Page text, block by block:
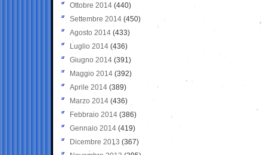
Ottobre 2014 (440)
Settembre 2014 (450)
Agosto 2014 (433)
Luglio 2014 (436)
Giugno 2014 (391)
Maggio 2014 (392)
Aprile 2014 (389)
Marzo 2014 (436)
Febbraio 2014 (386)
Gennaio 2014 (419)
Dicembre 2013 (367)